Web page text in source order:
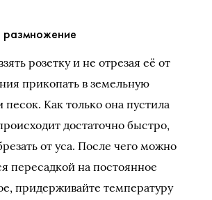
размножение
розетку и не отрезая её от
прикопать в земельную
Как только она пустила
достаточно быстро,
от уса. После чего можно
пересадкой на постоянное
придерживайте температуру